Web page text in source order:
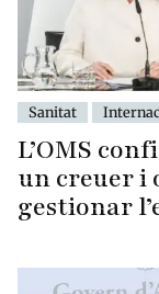
Sanitat
L’OMS
un creuer i
gestionar